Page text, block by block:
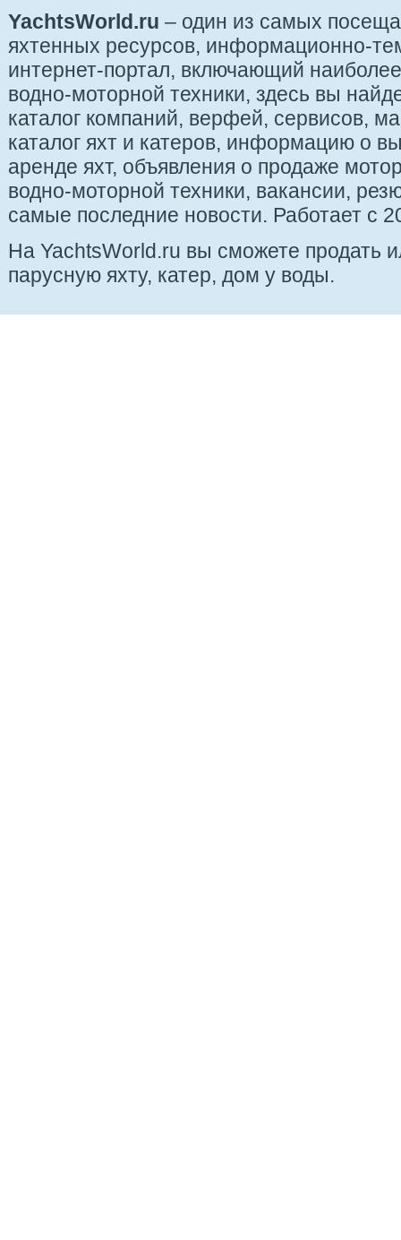
YachtsWorld.ru – один из самых
яхтенных ресурсов, информационно-
интернет-портал, включающий
водно-моторной техники, здесь вы
каталог компаний, верфей, сервисов,
каталог яхт и катеров, информацию о
аренде яхт, объявления о продаже
водно-моторной техники, вакансии,
самые последние новости. Работает с
На YachtsWorld.ru вы сможете продать
парусную яхту, катер, дом у воды.